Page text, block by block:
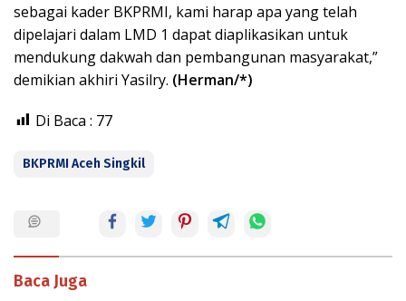
sebagai kader BKPRMI, kami harap apa yang telah
dipelajari dalam LMD 1 dapat diaplikasikan untuk
mendukung dakwah dan pembangunan masyarakat,”
demikian akhiri Yasilry. (Herman/*)
Di Baca : 77
BKPRMI Aceh Singkil
Baca Juga